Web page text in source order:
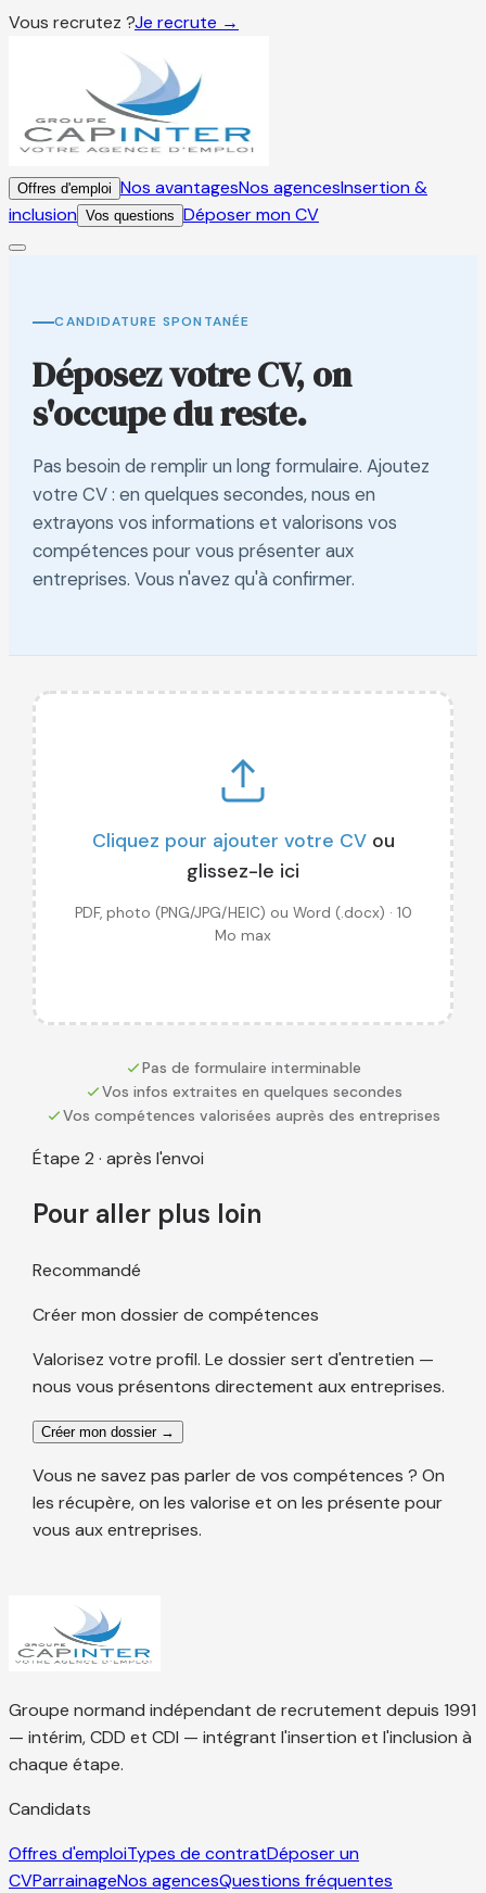
Vous recrutez ?Je recrute →
Offres d'emploi Nos avantagesNos agencesInsertion &
inclusion Vos questions Déposer mon CV
CANDIDATURE SPONTANÉE
Déposez votre CV, on
s'occupe du reste.
Pas besoin de remplir un long formulaire. Ajoutez
votre CV : en quelques secondes, nous en
extrayons vos informations et valorisons vos
compétences pour vous présenter aux
entreprises. Vous n'avez qu'à confirmer.
Cliquez pour ajouter votre CVou
glissez-le ici
PDF, photo (PNG/JPG/HEIC) ou Word (.docx) · 10
Mo max
Pas de formulaire interminable
Vos infos extraites en quelques secondes
Vos compétences valorisées auprès des entreprises
Étape 2 · après l'envoi
Pour aller plus loin
Recommandé
Créer mon dossier de compétences
Valorisez votre profil. Le dossier sert d'entretien —
nous vous présentons directement aux entreprises.
Créer mon dossier →
Vous ne savez pas parler de vos compétences ? On
les récupère, on les valorise et on les présente pour
vous aux entreprises.
Groupe normand indépendant de recrutement depuis 1991
— intérim, CDD et CDI — intégrant l'insertion et l'inclusion à
chaque étape.
Candidats
Offres d'emploiTypes de contratDéposer un
CVParrainageNos agencesQuestions fréquentes